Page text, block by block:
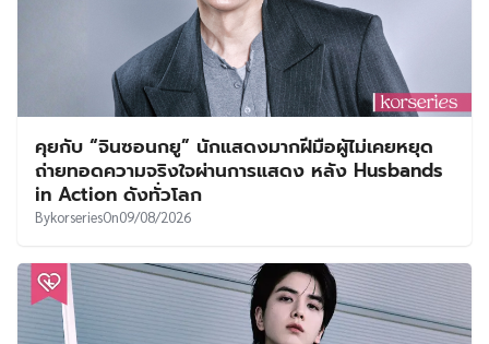
คุยกับ “จินซอนกยู” นักแสดงมากฝีมือผู้ไม่เคยหยุด
ถ่ายทอดความจริงใจผ่านการแสดง หลัง Husbands
in Action ดังทั่วโลก
BykorseriesOn09/08/2026